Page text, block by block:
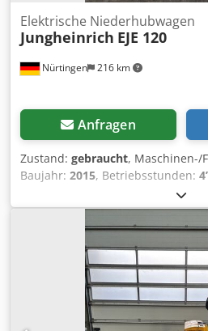
Nürtingen 216 km
Elektrische Niederhubwagen
Jungheinrich EJE 120
Anfragen
Zustand: gebraucht, Maschinen-/
Baujahr: 2015, Betriebsstunden:
,
Kraftstofftyp:elektrisch, Masttyp:
, Batteriespannung:24 V
, 5054103 Seriennummer:
V, 2 PzS, 250 Ah (2015) Dedpfx